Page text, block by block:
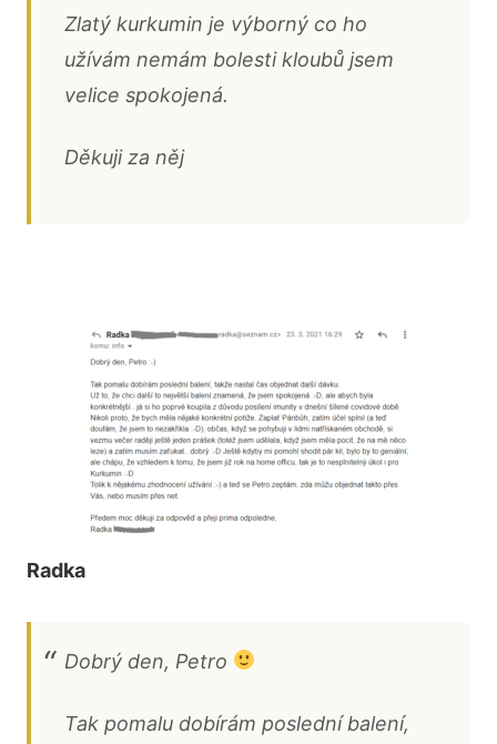
Zlatý kurkumin je výborný co ho
užívám nemám bolesti kloubů jsem
velice spokojená.
Děkuji za něj
Radka
Dobrý den, Petro
Tak pomalu dobírám poslední balení,